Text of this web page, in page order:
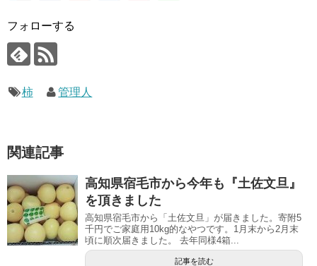
フォローする
柿 管理人
関連記事
高知県宿毛市から今年も『土佐文旦』
を頂きました
高知県宿毛市から「土佐文旦」が届きました。寄附5
千円でご家庭用10kg的なやつです。1月末から2月末
頃に順次届きました。 去年同様4箱...
記事を読む